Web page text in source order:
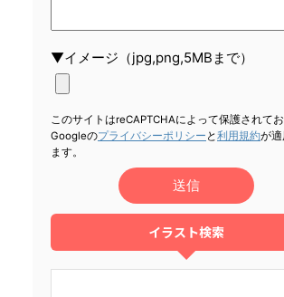
▼イメージ（jpg,png,5MBまで）
このサイトはreCAPTCHAによって保護されてお
Googleのプライバシーポリシー と利用規約が
ます。
イラスト検索